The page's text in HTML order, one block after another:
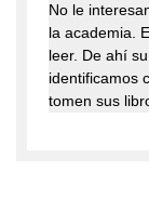
No le
la academia.
leer. De ahí
identificamos
tomen sus